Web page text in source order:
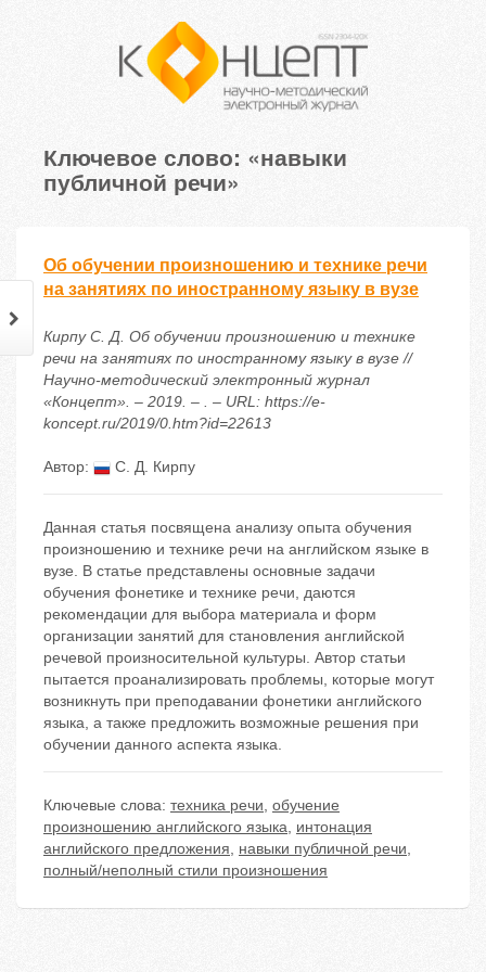
Ключевое слово: «навыки
публичной речи»
Об обучении произношению и технике речи
на занятиях по иностранному языку в вузе
Кирпу С. Д. Об обучении произношению и технике
речи на занятиях по иностранному языку в вузе //
Научно-методический электронный журнал
«Концепт». – 2019. – . – URL: https://e-
koncept.ru/2019/0.htm?id=22613
Автор: С. Д. Кирпу
Данная статья посвящена анализу опыта обучения
произношению и технике речи на английском языке в
вузе. В статье представлены основные задачи
обучения фонетике и технике речи, даются
рекомендации для выбора материала и форм
организации занятий для становления английской
речевой произносительной культуры. Автор статьи
пытается проанализировать проблемы, которые могут
возникнуть при преподавании фонетики английского
языка, а также предложить возможные решения при
обучении данного аспекта языка.
Ключевые слова: техника речи, обучение
произношению английского языка, интонация
английского предложения, навыки публичной речи,
полный/неполный стили произношения